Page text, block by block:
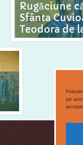
pe
Rugăciune
Sfânta
Teodora de